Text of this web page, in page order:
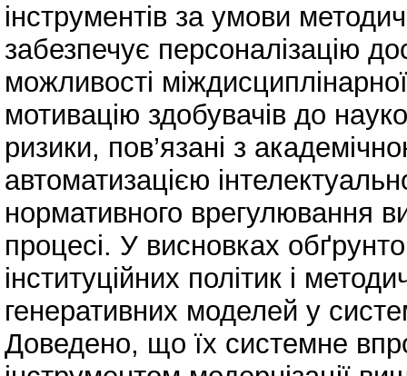
інструментів за умови
забезпечує персоналізацію
можливості
мотивацію здобувачів до
ризики, пов’язані з
автоматизацією
нормативного врегулювання
процесі. У висновках
інституційних політик і
генеративних моделей у
Доведено, що їх системне